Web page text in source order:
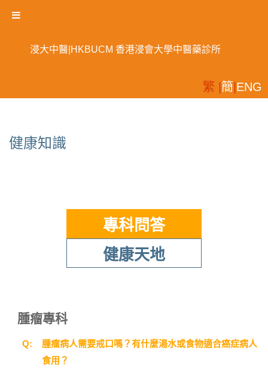
健康知識
專科問答
健康天地
腫瘤專科
Q:
腫瘤病人需要戒口嗎？有什麼湯水或食物適合癌症病人
食用？
浸大中醫|HKBUCM 香港浸會大學中醫藥診所
繁 | 簡 ENG